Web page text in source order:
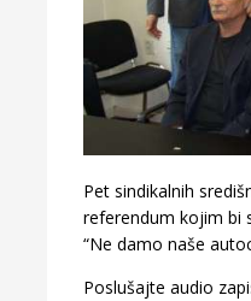
Pet sindikalnih
referendum kojim bi
“Ne damo naše
Poslušajte audio